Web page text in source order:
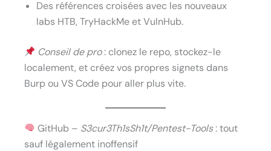
Des références croisées avec les nouveaux
labs HTB, TryHackMe et VulnHub.
Conseil de pro: clonez le repo, stockez-le
localement, et créez vos propres signets dans
Burp ou VS Code pour aller plus vite.
GitHub – S3cur3Th1sSh1t/Pentest-Tools: tout
sauf légalement inoffensif